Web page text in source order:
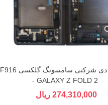
ال سی دی شرکتی سامسونگ گلکسی F916
- GALAXY Z FOLD 2
274,310,000 ریال